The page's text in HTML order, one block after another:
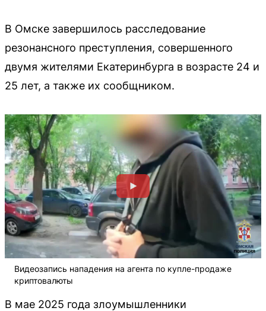
В Омске завершилось расследование
резонансного преступления, совершенного
двумя жителями Екатеринбурга в возрасте 24 и
25 лет, а также их сообщником.
Видеозапись нападения на агента по купле-продаже
криптовалюты
В мае 2025 года злоумышленники